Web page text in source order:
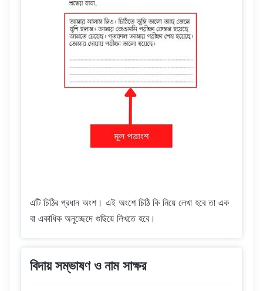
এটি চিঠির প্রধান অংশ। এই অংশে চিঠি কি নিয়ে লেখা হবে তা এক
বা একাধিক অনুচ্ছেদে গুছিয়ে লিখতে হবে।
বিদায় সম্ভাষণ ও নাম সাক্ষর